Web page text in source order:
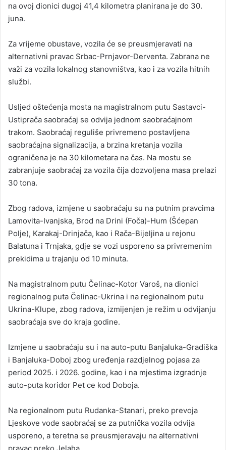
na ovoj dionici dugoj 41,4 kilometra planirana je do 30.
juna.
Za vrijeme obustave, vozila će se preusmjeravati na
alternativni pravac Srbac-Prnjavor-Derventa. Zabrana ne
važi za vozila lokalnog stanovništva, kao i za vozila hitnih
službi.
Usljed oštećenja mosta na magistralnom putu Sastavci-
Ustiprača saobraćaj se odvija jednom saobraćajnom
trakom. Saobraćaj reguliše privremeno postavljena
saobraćajna signalizacija, a brzina kretanja vozila
ograničena je na 30 kilometara na čas. Na mostu se
zabranjuje saobraćaj za vozila čija dozvoljena masa prelazi
30 tona.
Zbog radova, izmjene u saobraćaju su na putnim pravcima
Lamovita-Ivanjska, Brod na Drini (Foča)-Hum (Šćepan
Polje), Karakaj-Drinjača, kao i Rača-Bijeljina u rejonu
Balatuna i Trnjaka, gdje se vozi usporeno sa privremenim
prekidima u trajanju od 10 minuta.
Na magistralnom putu Čelinac-Kotor Varoš, na dionici
regionalnog puta Čelinac-Ukrina i na regionalnom putu
Ukrina-Klupe, zbog radova, izmijenjen je režim u odvijanju
saobraćaja sve do kraja godine.
Izmjene u saobraćaju su i na auto-putu Banjaluka-Gradiška
i Banjaluka-Doboj zbog uređenja razdjelnog pojasa za
period 2025. i 2026. godine, kao i na mjestima izgradnje
auto-puta koridor Pet ce kod Doboja.
Na regionalnom putu Rudanka-Stanari, preko prevoja
Ljeskove vode saobraćaj se za putnička vozila odvija
usporeno, a teretna se preusmjeravaju na alternativni